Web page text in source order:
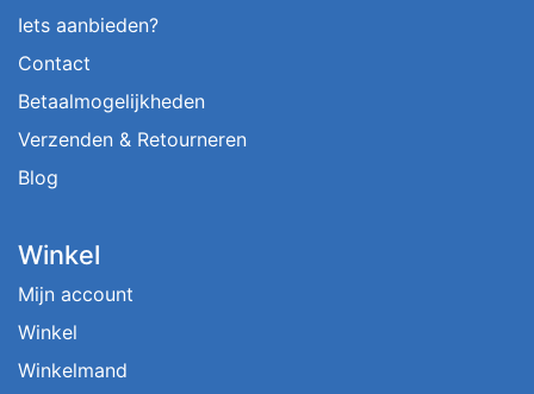
Iets aanbieden?
Contact
Betaalmogelijkheden
Verzenden & Retourneren
Blog
Winkel
Mijn account
Winkel
Winkelmand